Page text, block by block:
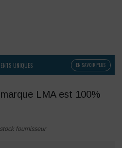
UNIQUES EN SAVOIR PLUS
LMA est 100%
fournisseur